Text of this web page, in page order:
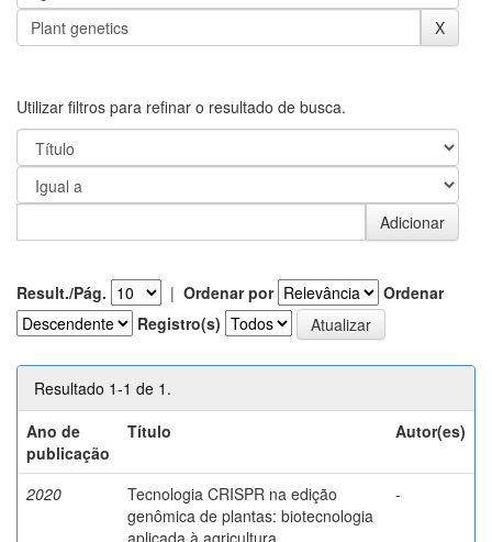
Utilizar filtros para refinar o resultado de busca.
Result./Pág. | Ordenar por
Ordenar
Registro(s)
Resultado 1-1 de 1.
Ano de
publicação
Título Autor(es)
2020
Tecnologia CRISPR na edição
genômica de plantas: biotecnologia
aplicada à agricultura.
-